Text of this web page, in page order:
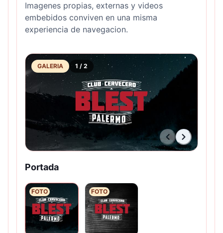
Imagenes propias, externas y videos
embebidos conviven en una misma
experiencia de navegacion.
GALERIA 1 / 2
Portada
FOTO FOTO